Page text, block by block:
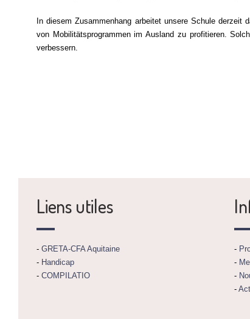
In diesem Zusammenhang arbeitet unsere Schule derzeit
von Mobilitätsprogrammen im Ausland zu profitieren.
verbessern.
Liens utiles
- GRETA-CFA Aquitaine
- Handicap
- COMPILATIO
-
-
-
-